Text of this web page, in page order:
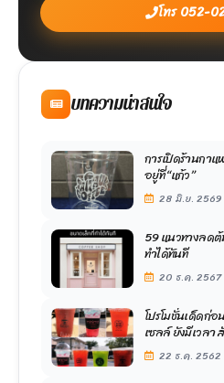
โทร 052-
บทความน่าสนใจ
การเปิดร้านกา
อยู่ที่ “แก้ว”
28 มิ.ย. 2569
59 แนวทางลด
ทำได้ทันที
20 ธ.ค. 2567
โปรโมชั่นเด็ดก่
เซลล์ ยังมีเวลา
ขวัญใจมหาชน
22 ธ.ค. 2562